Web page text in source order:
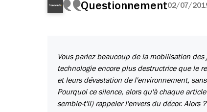
Questionnement02/07/
Vous parlez beaucoup de la mobilisation
technologie encore plus destructrice que le
et leurs dévastation de l'environnement,
Pourquoi ce silence, alors qu'à chaque
semble-t'il) rappeler l'envers du décor. Alors